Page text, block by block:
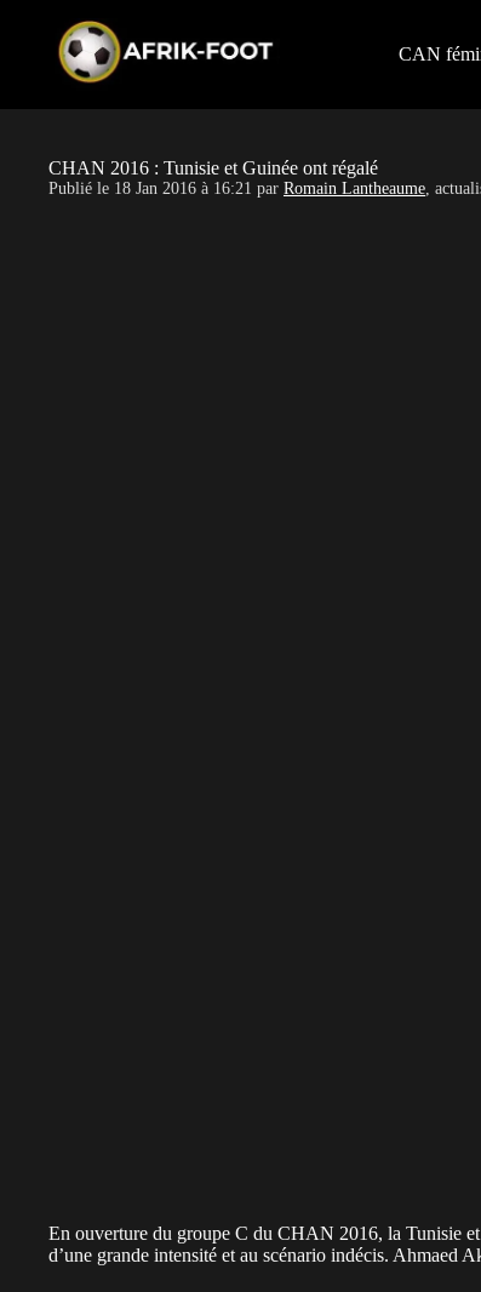
CAN
CHAN 2016 : Tunisie et Guinée ont régalé
Publié le 18 Jan 2016 à 16:21 par Romain Lantheaume,
En ouverture du groupe C du CHAN 2016, la Tunisie et
d’une grande intensité et au scénario indécis. Ahmaed